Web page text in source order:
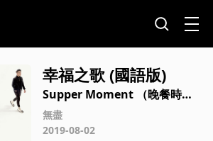
幸福之歌 (國語版)
Supper Moment （晚餐時
刻）
無盡
2019-08-02